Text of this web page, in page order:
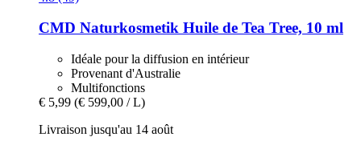
CMD Naturkosmetik Huile de Tea Tree, 10 ml
Idéale pour la diffusion en intérieur
Provenant d'Australie
Multifonctions
€ 5,99 (€ 599,00 / L)
Livraison jusqu'au 14 août